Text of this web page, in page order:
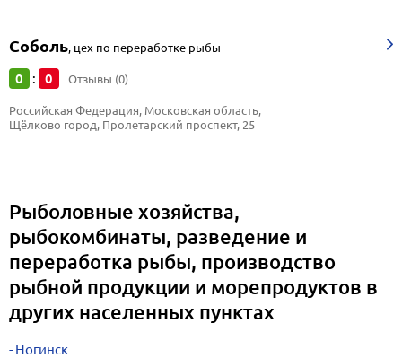
Соболь, цех по переработке рыбы
0 : 0 Отзывы (0)
Российская Федерация, Московская область,
Щёлково город, Пролетарский проспект, 25
Рыболовные хозяйства,
рыбокомбинаты, разведение и
переработка рыбы, производство
рыбной продукции и морепродуктов в
других населенных пунктах
Ногинск